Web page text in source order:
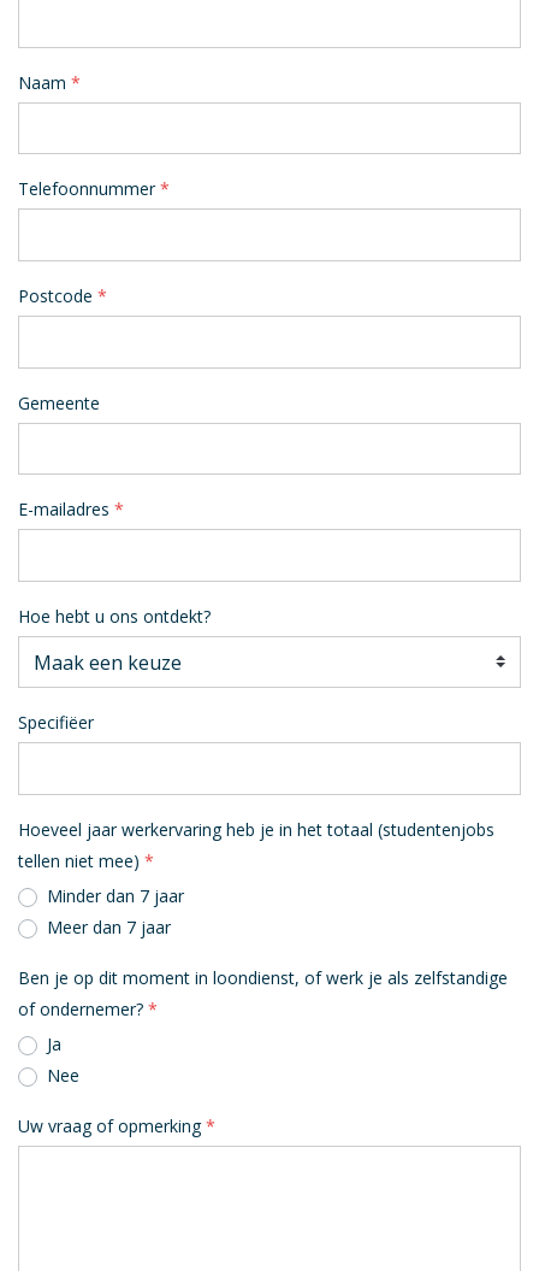
Naam
Telefoonnummer
Postcode
Gemeente
E-mailadres
Hoe hebt u ons ontdekt?
Specifiëer
Hoeveel jaar werkervaring heb je in het totaal (studentenjobs
tellen niet mee)
Minder dan 7 jaar
Meer dan 7 jaar
Ben je op dit moment in loondienst, of werk je als zelfstandige
of ondernemer?
Ja
Nee
Uw vraag of opmerking